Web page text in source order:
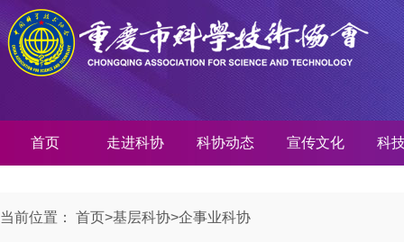
首页 走进科协 科协动态 宣传文化 科
当前位置： 首页>基层科协>企事业科协